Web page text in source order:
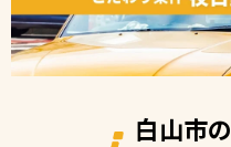
白山市の